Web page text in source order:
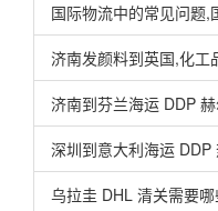
国际物流中的常见问题,
济南发颜料到英国,化工
济南到芬兰海运 DDP
深圳到意大利海运
乌拉圭 DHL 清关需要哪